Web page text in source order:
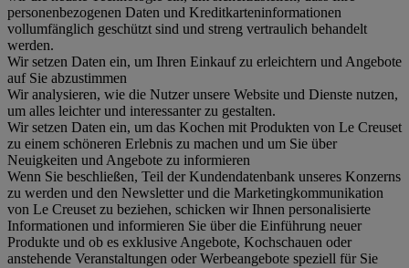
personenbezogenen Daten und Kreditkarteninformationen
vollumfänglich geschützt sind und streng vertraulich behandelt
werden.
Wir setzen Daten ein, um Ihren Einkauf zu erleichtern und Angebote
auf Sie abzustimmen
Wir analysieren, wie die Nutzer unsere Website und Dienste nutzen,
um alles leichter und interessanter zu gestalten.
Wir setzen Daten ein, um das Kochen mit Produkten von Le Creuset
zu einem schöneren Erlebnis zu machen und um Sie über
Neuigkeiten und Angebote zu informieren
Wenn Sie beschließen, Teil der Kundendatenbank unseres Konzerns
zu werden und den Newsletter und die Marketingkommunikation
von Le Creuset zu beziehen, schicken wir Ihnen personalisierte
Informationen und informieren Sie über die Einführung neuer
Produkte und ob es exklusive Angebote, Kochschauen oder
anstehende Veranstaltungen oder Werbeangebote speziell für Sie